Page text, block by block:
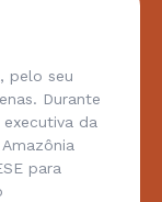
pelo seu
Durante
da
para